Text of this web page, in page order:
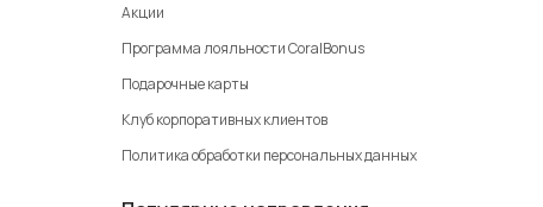
Акции
Программа лояльности CoralBonus
Подарочные карты
Клуб корпоративных клиентов
Политика обработки персональных данных